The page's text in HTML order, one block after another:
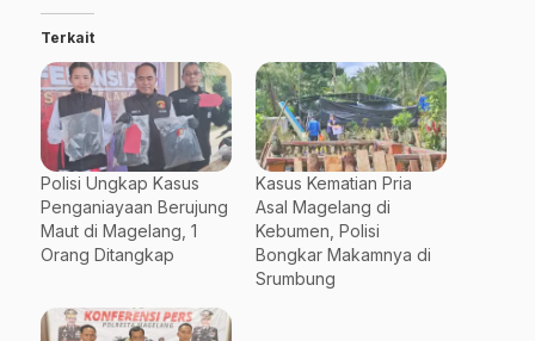
Terkait
Polisi Ungkap Kasus
Penganiayaan Berujung
Maut di Magelang, 1
Orang Ditangkap
Kasus Kematian Pria
Asal Magelang di
Kebumen, Polisi
Bongkar Makamnya di
Srumbung